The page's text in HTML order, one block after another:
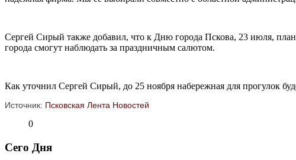
Сергей Сирый также добавил, что к Дню города Пскова, 23 июля,
города смогут наблюдать за праздничным салютом.
Как уточнил Сергей Сирый, до 25 ноября набережная для прогулок
Источник: Псковская Лента Новостей
0
Сего Дня